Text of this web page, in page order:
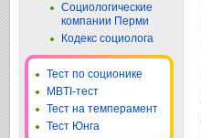
Социологические
компании Перми
Кодекс социолога
Тест по соционике
MBTI-тест
Тест на темперамент
Тест Юнга